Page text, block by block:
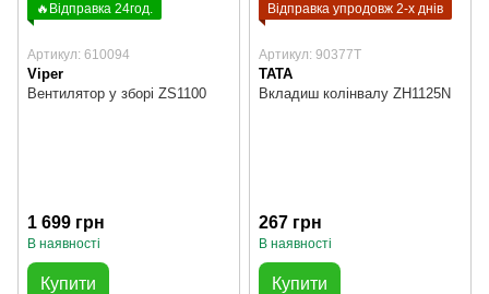
🔥Відправка 24год.
Артикул: 610094
Viper
Вентилятор у зборі ZS1100
1 699 грн
В наявності
Купити
Відправка упродовж 2-х днів
Артикул: 90377T
TATA
Вкладиш колінвалу ZH1125N
267 грн
В наявності
Купити